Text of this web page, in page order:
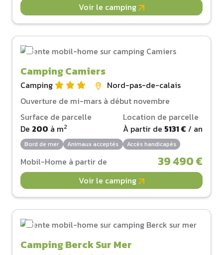
Voir le camping
Camping Camiers
Camping
Nord-pas-de-calais
Ouverture de mi-mars à début novembre
Surface de parcelle
De 200 à m2
Location de parcelle
À partir de 5131 € / an
Bord de mer Animaux acceptés Accès handicapés
Mobil-Home à partir de 39 490 €
Voir le camping
Camping Berck Sur Mer